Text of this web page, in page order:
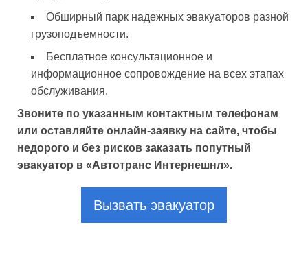
Обширный парк надежных эвакуаторов разной
грузоподъемности.
Бесплатное консультационное и
информационное сопровождение на всех этапах
обслуживания.
Звоните по указанным контактным телефонам
или оставляйте онлайн-заявку на сайте, чтобы
недорого и без рисков заказать попутный
эвакуатор в «Автотранс Интернешнл».
Вызвать эвакуатор